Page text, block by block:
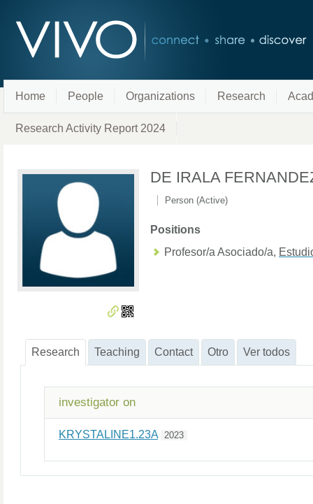
Home People Organizations Research
Research Activity Report 2024
DE IRALA
Person (Active)
Positions
Profesor/a Asociado/a,
Research Teaching Contact Otro Ver todos
investigator on
KRYSTALINE1.23A 2023